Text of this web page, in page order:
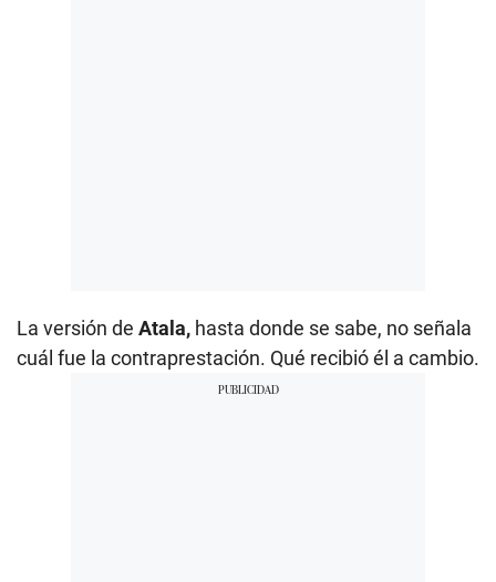
La versión de Atala, hasta donde se sabe, no señala
cuál fue la contraprestación. Qué recibió él a cambio.